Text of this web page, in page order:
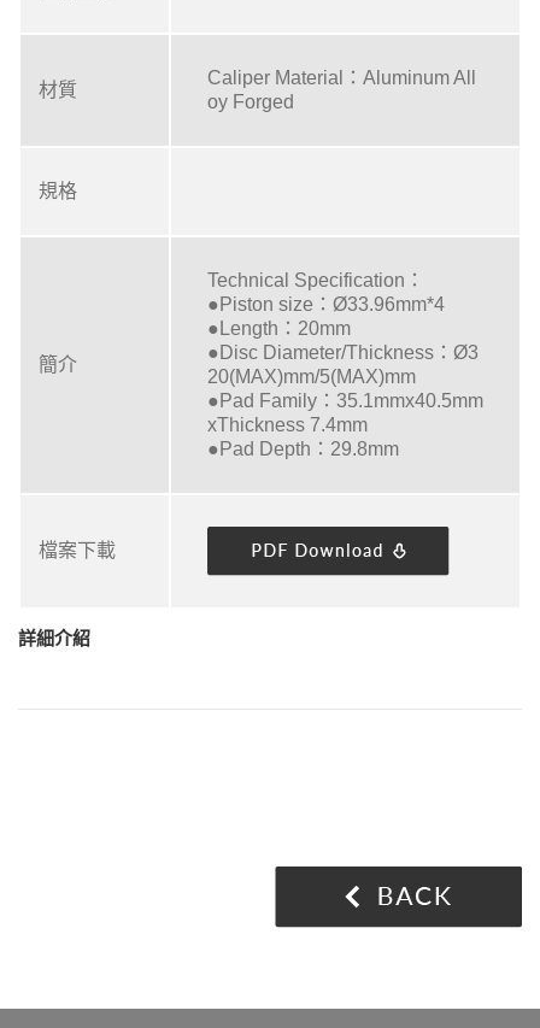
材質
Caliper Material：Aluminum All
oy Forged
規格
簡介
Technical Specification：
●Piston size：Ø33.96mm*4
●Length：20mm
●Disc Diameter/Thickness：Ø3
20(MAX)mm/5(MAX)mm
●Pad Family：35.1mmx40.5mm
xThickness 7.4mm
●Pad Depth：29.8mm
檔案下載
詳細介紹